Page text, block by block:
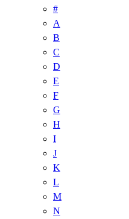
#
A
B
C
D
E
F
G
H
I
J
K
L
M
N